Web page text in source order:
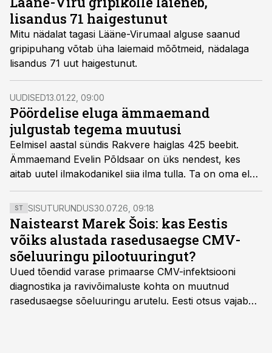
lisandus 71 haigestunut
Mitu nädalat tagasi Lääne-Virumaal alguse saanud
gripipuhang võtab üha laiemaid mõõtmeid, nädalaga
lisandus 71 uut haigestunut.
UUDISED13.01.22, 09:00
Pöördelise eluga ämmaemand
julgustab tegema muutusi
Eelmisel aastal sündis Rakvere haiglas 425 beebit.
Ämmaemand Evelin Põldsaar on üks nendest, kes
aitab uutel ilmakodanikel siia ilma tulla. Ta on oma elus
teinud mitu pööret ja julgustab ka teisi muudatusi
tegema.
ST SISUTURUNDUS30.07.26, 09:18
Naistearst Marek Šois: kas Eestis
võiks alustada rasedusaegse CMV-
sõeluuringu pilootuuringut?
Uued tõendid varase primaarse CMV-infektsiooni
diagnostika ja ravivõimaluste kohta on muutnud
rasedusaegse sõeluuringu arutelu. Eesti otsus vajab